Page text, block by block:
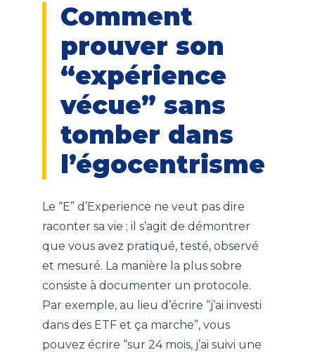
Comment
prouver son
“expérience
vécue” sans
tomber dans
l’égocentrisme
Le “E” d’Experience ne veut pas dire
raconter sa vie ; il s’agit de démontrer
que vous avez pratiqué, testé, observé
et mesuré. La manière la plus sobre
consiste à documenter un protocole.
Par exemple, au lieu d’écrire “j’ai investi
dans des ETF et ça marche”, vous
pouvez écrire “sur 24 mois, j’ai suivi une